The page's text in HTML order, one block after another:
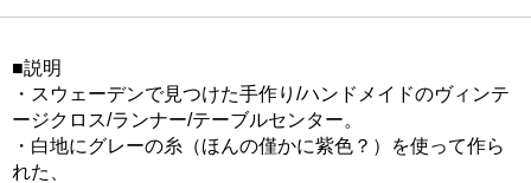
■説明
・スウェーデンで見つけた手作り/ハンドメイドのヴィンテ
ージクロス/ランナー/テーブルセンター。
・白地にグレーの糸（ほんの僅かに紫色？）を使って作ら
れた、